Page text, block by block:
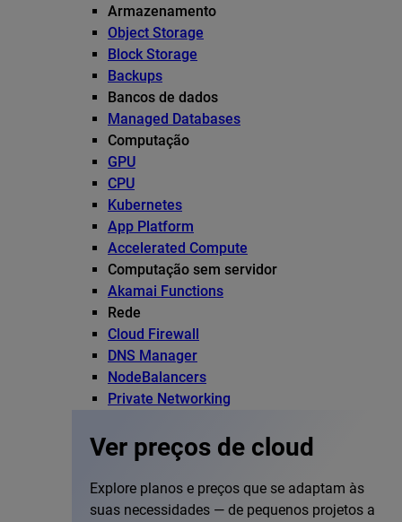
Armazenamento
Object Storage
Block Storage
Backups
Bancos de dados
Managed Databases
Computação
GPU
CPU
Kubernetes
App Platform
Accelerated Compute
Computação sem servidor
Akamai Functions
Rede
Cloud Firewall
DNS Manager
NodeBalancers
Private Networking
Ver preços de cloud
Explore planos e preços que se adaptam às
suas necessidades — de pequenos projetos a